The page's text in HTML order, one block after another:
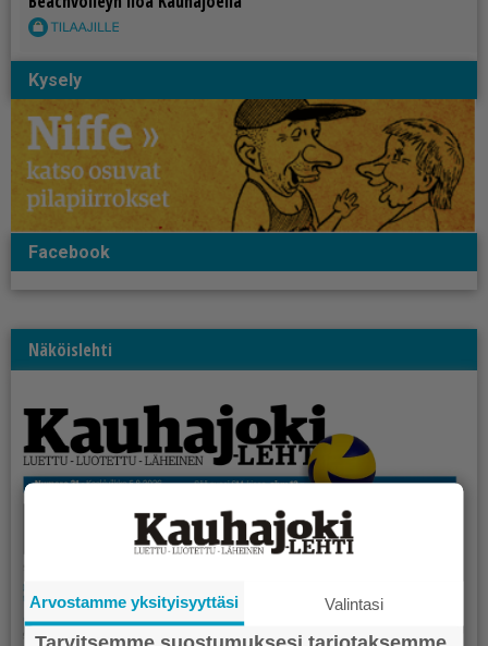
Kysely
Facebook
Näköislehti
Arvostamme yksityisyyttäsi Valintasi